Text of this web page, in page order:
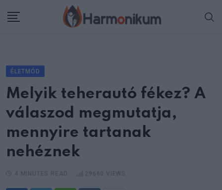
ÉLETMÓD
Melyik teherautó fékez? A
válaszod megmutatja,
mennyire tartanak
nehéznek